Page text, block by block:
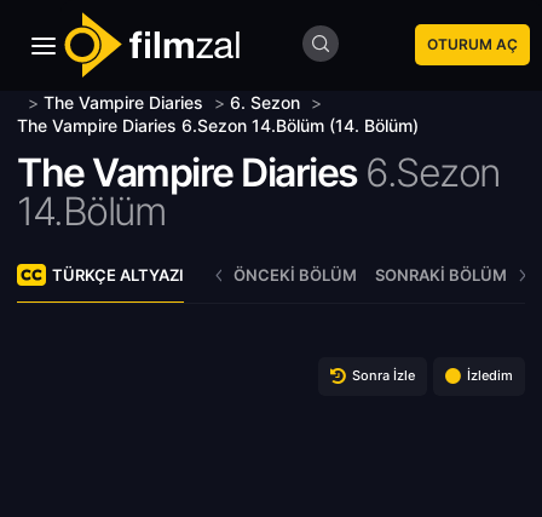
OTURUM AÇ
> The Vampire Diaries > 6. Sezon >
The Vampire Diaries 6.Sezon 14.Bölüm (14. Bölüm)
The Vampire Diaries 6.Sezon
14.Bölüm
TÜRKÇE ALTYAZI ÖNCEKI BÖLÜM SONRAKI BÖLÜM
Sonra İzle İzledim